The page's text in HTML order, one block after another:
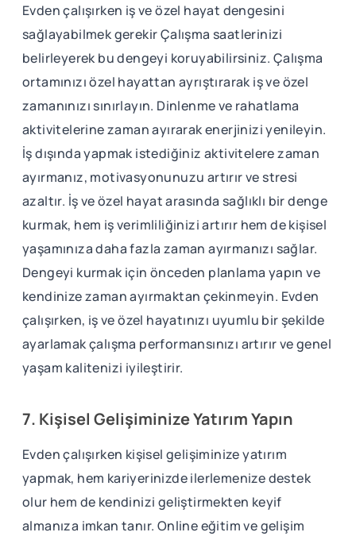
Evden çalışırken iş ve özel hayat dengesini
sağlayabilmek gerekir Çalışma saatlerinizi
belirleyerek bu dengeyi koruyabilirsiniz. Çalışma
ortamınızı özel hayattan ayrıştırarak iş ve özel
zamanınızı sınırlayın. Dinlenme ve rahatlama
aktivitelerine zaman ayırarak enerjinizi yenileyin.
İş dışında yapmak istediğiniz aktivitelere zaman
ayırmanız, motivasyonunuzu artırır ve stresi
azaltır. İş ve özel hayat arasında sağlıklı bir denge
kurmak, hem iş verimliliğinizi artırır hem de kişisel
yaşamınıza daha fazla zaman ayırmanızı sağlar.
Dengeyi kurmak için önceden planlama yapın ve
kendinize zaman ayırmaktan çekinmeyin. Evden
çalışırken, iş ve özel hayatınızı uyumlu bir şekilde
ayarlamak çalışma performansınızı artırır ve genel
yaşam kalitenizi iyileştirir.
7. Kişisel Gelişiminize Yatırım Yapın
Evden çalışırken kişisel gelişiminize yatırım
yapmak, hem kariyerinizde ilerlemenize destek
olur hem de kendinizi geliştirmekten keyif
almanıza imkan tanır. Online eğitim ve gelişim